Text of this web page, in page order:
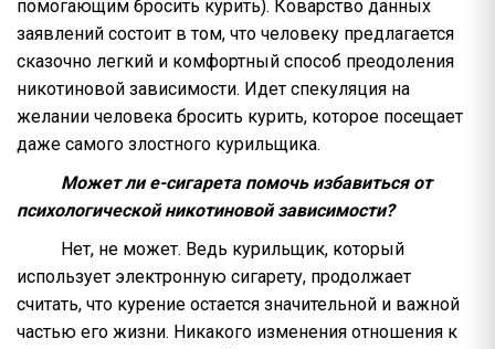
помогающим бросить курить). Коварство данных
заявлений состоит в том, что человеку предлагается
сказочно легкий и комфортный способ преодоления
никотиновой зависимости. Идет спекуляция на
желании человека бросить курить, которое посещает
даже самого злостного курильщика.
Может ли е-сигарета помочь избавиться от
психологической никотиновой зависимости?
Нет, не может. Ведь курильщик, который
использует электронную сигарету, продолжает
считать, что курение остается значительной и важной
частью его жизни. Никакого изменения отношения к